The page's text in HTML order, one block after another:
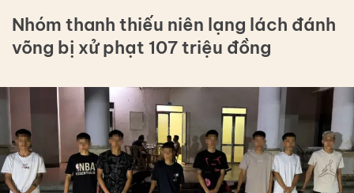
Nhóm thanh thiếu niên lạng lách đánh
võng bị xử phạt 107 triệu đồng